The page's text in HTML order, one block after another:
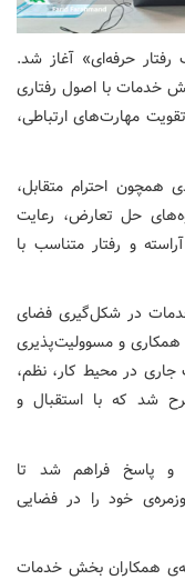
رفتار حرفه‌ای» آغاز شد.
خدمات با اصول رفتاری
مهارت‌های ارتباطی،
همچون احترام متقابل،
حل تعارض، رعایت
و رفتار متناسب با
خدمات در شکل‌گیری فضای
همکاری و مسوولیت‌پذیری
در محیط کار، نظم،
شد که با استقبال و
و پاسخ فراهم شد تا
خود را در فضایی
۸ ساعت برای همه‌ی همکاران بخش خدمات